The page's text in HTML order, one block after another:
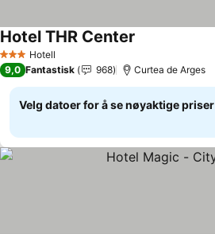
3 StjernerHotell
Hotel THR Center
9,0 Fantastisk 968 Curtea de Arges
Velg datoer for å se nøyaktige priser